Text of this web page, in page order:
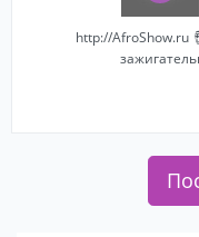
http://AfroShow.ru